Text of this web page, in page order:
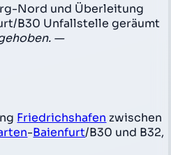
Nord und Überleitung
B30 Unfallstelle geräumt
—
Friedrichshafen zwischen
-Baienfurt/B30 und B32,